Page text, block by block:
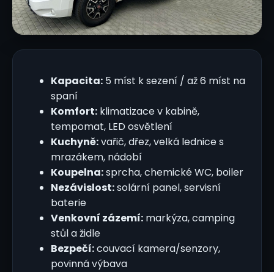
Kapacita: 5 míst k sezení / až 6 míst na
spaní
Komfort: klimatizace v kabině,
tempomat, LED osvětlení
Kuchyně:vařič, dřez, velká lednice s
mrazákem, nádobí
Koupelna:sprcha, chemické WC, boiler
Nezávislost:solární panel, servisní
baterie
Venkovní zázemí: markýza, camping
stůl a židle
Bezpečí:couvací kamera/senzory,
povinná výbava